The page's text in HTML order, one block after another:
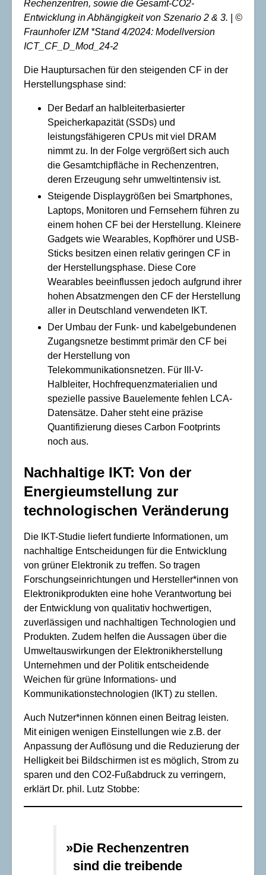
Rechenzentren, sowie die Gesamt-CO2-
Entwicklung in Abhängigkeit von Szenario 2 & 3. | ©
Fraunhofer IZM *Stand 4/2024: Modellversion
ICT_CF_D_Mod_24-2
Die Hauptursachen für den steigenden CF in der
Herstellungsphase sind:
Der Bedarf an halbleiterbasierter
Speicherkapazität (SSDs) und
leistungsfähigeren CPUs mit viel DRAM
nimmt zu. In der Folge vergrößert sich auch
die Gesamtchipfläche in Rechenzentren,
deren Erzeugung sehr umweltintensiv ist.
Steigende Displaygrößen bei Smartphones,
Laptops, Monitoren und Fernsehern führen zu
einem hohen CF bei der Herstellung. Kleinere
Gadgets wie Wearables, Kopfhörer und USB-
Sticks besitzen einen relativ geringen CF in
der Herstellungsphase. Diese Core
Wearables beeinflussen jedoch aufgrund ihrer
hohen Absatzmengen den CF der Herstellung
aller in Deutschland verwendeten IKT.
Der Umbau der Funk- und kabelgebundenen
Zugangsnetze bestimmt primär den CF bei
der Herstellung von
Telekommunikationsnetzen. Für III-V-
Halbleiter, Hochfrequenzmaterialien und
spezielle passive Bauelemente fehlen LCA-
Datensätze. Daher steht eine präzise
Quantifizierung dieses Carbon Footprints
noch aus.
Nachhaltige IKT: Von der
Energieumstellung zur
technologischen Veränderung
Die IKT-Studie liefert fundierte Informationen, um
nachhaltige Entscheidungen für die Entwicklung
von grüner Elektronik zu treffen. So tragen
Forschungseinrichtungen und Hersteller*innen von
Elektronikprodukten eine hohe Verantwortung bei
der Entwicklung von qualitativ hochwertigen,
zuverlässigen und nachhaltigen Technologien und
Produkten. Zudem helfen die Aussagen über die
Umweltauswirkungen der Elektronikherstellung
Unternehmen und der Politik entscheidende
Weichen für grüne Informations- und
Kommunikationstechnologien (IKT) zu stellen.
Auch Nutzer*innen können einen Beitrag leisten.
Mit einigen wenigen Einstellungen wie z.B. der
Anpassung der Auflösung und die Reduzierung der
Helligkeit bei Bildschirmen ist es möglich, Strom zu
sparen und den CO2-Fußabdruck zu verringern,
erklärt Dr. phil. Lutz Stobbe:
»Die Rechenzentren
sind die treibende